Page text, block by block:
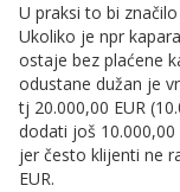
U praksi to bi
Ukoliko je npr
ostaje bez plaćene
odustane dužan je
tj 20.000,00 EUR
dodati još
jer često klijenti ne
EUR.